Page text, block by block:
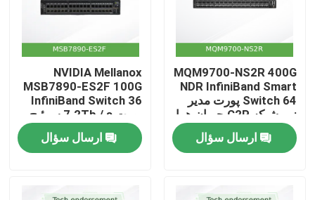
خانه
محصولات
ویدیو
MQM9700-NS2R 400G
NDR InfiniBand Smart
Switch 64 پورت مدیر
زیر شبکه C2P جریان هوا
ارسال سؤال
NVIDIA Mellanox
MSB7890-ES2F 100G
InfiniBand Switch 36
پورت 7.2Tb / s سوئیچ
غیر مدیریت شده با
جریان هوا P2C UFM
آماده
ارسال سؤال